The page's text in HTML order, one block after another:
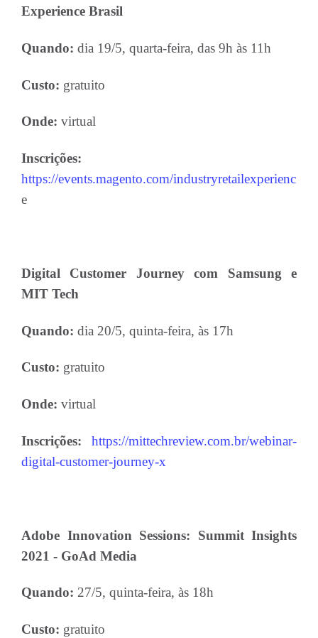
Experience Brasil
Quando: dia 19/5, quarta-feira, das 9h às 11h
Custo: gratuito
Onde: virtual
Inscrições:
https://events.magento.com/industryretailexperienc
e
Digital Customer Journey com Samsung e
MIT Tech
Quando: dia 20/5, quinta-feira, às 17h
Custo: gratuito
Onde: virtual
Inscrições:
https://mittechreview.com.br/webinar-
digital-customer-journey-x
Adobe Innovation Sessions: Summit Insights
2021 - GoAd Media
Quando: 27/5, quinta-feira, às 18h
Custo: gratuito